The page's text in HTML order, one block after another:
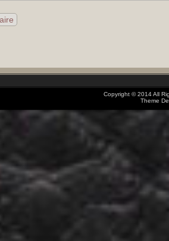
Copyright © 2014 All
Theme